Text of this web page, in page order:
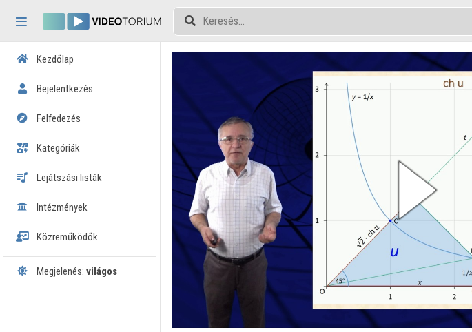
Tartalom kihagyása
Kezdőlap
Bejelentkezés
Felfedezés
Kategóriák
Lejátszási listák
Intézmények
Közreműködők
Megjelenés: világos